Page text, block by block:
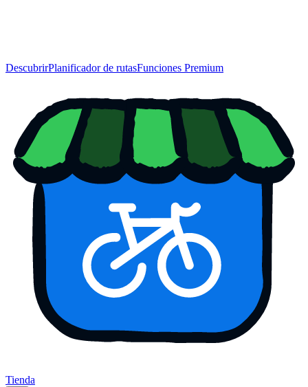
DescubrirPlanificador de rutasFunciones Premium
Tienda